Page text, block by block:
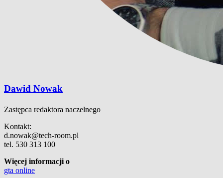
Dawid Nowak
Zastępca redaktora naczelnego
Kontakt:
d.nowak@tech-room.pl
tel. 530 313 100
Więcej informacji o
gta online